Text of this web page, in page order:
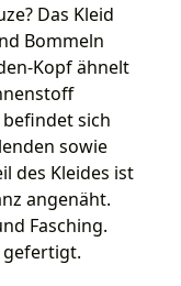
Das Kleid
Bommeln
Kopf ähnelt
sich
sowie
des Kleides ist
angenäht.
Fasching.
gefertigt.